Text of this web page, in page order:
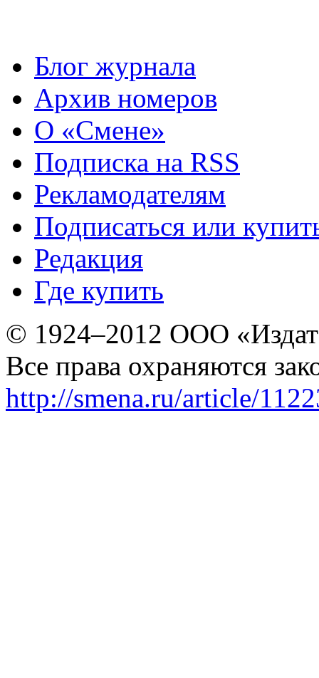
Блог журнала
Архив номеров
О «Смене»
Подписка на RSS
Рекламодателям
Подписаться или
Редакция
Где купить
© 1924–2012 ООО
Все права охраняются
http://smena.ru/article/